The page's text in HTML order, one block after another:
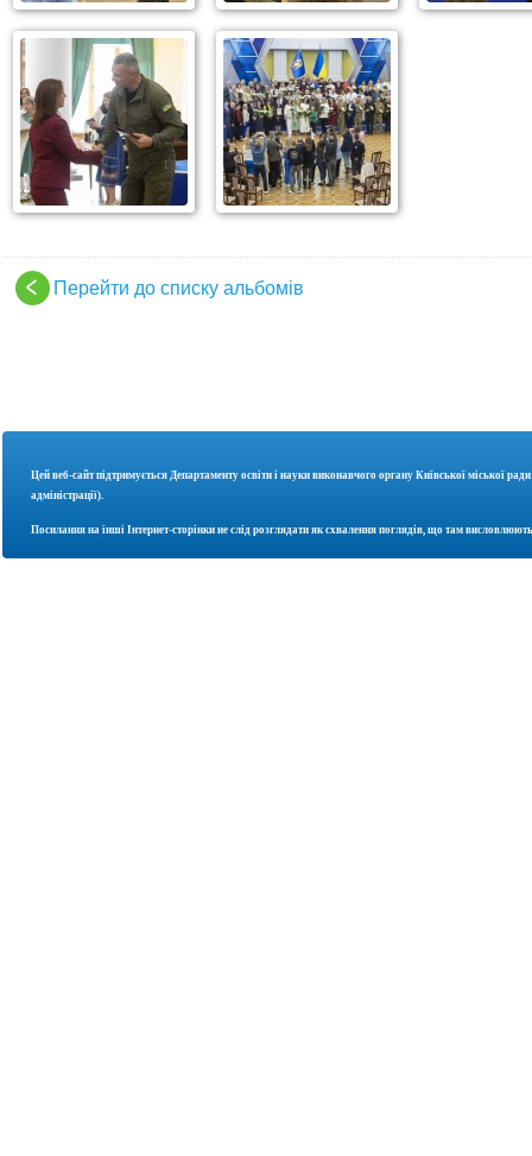
Перейти до списку альбомів
Цей веб-сайт підтримується Департаменту освіти і науки виконавчого органу Київської міської
адміністрації).
Посилання на інші Інтернет-сторінки не слід розглядати як схвалення поглядів, що там